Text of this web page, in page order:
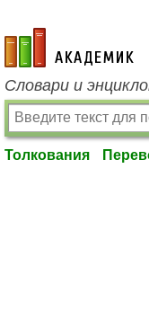
academic.ru
Словари и
Толкования